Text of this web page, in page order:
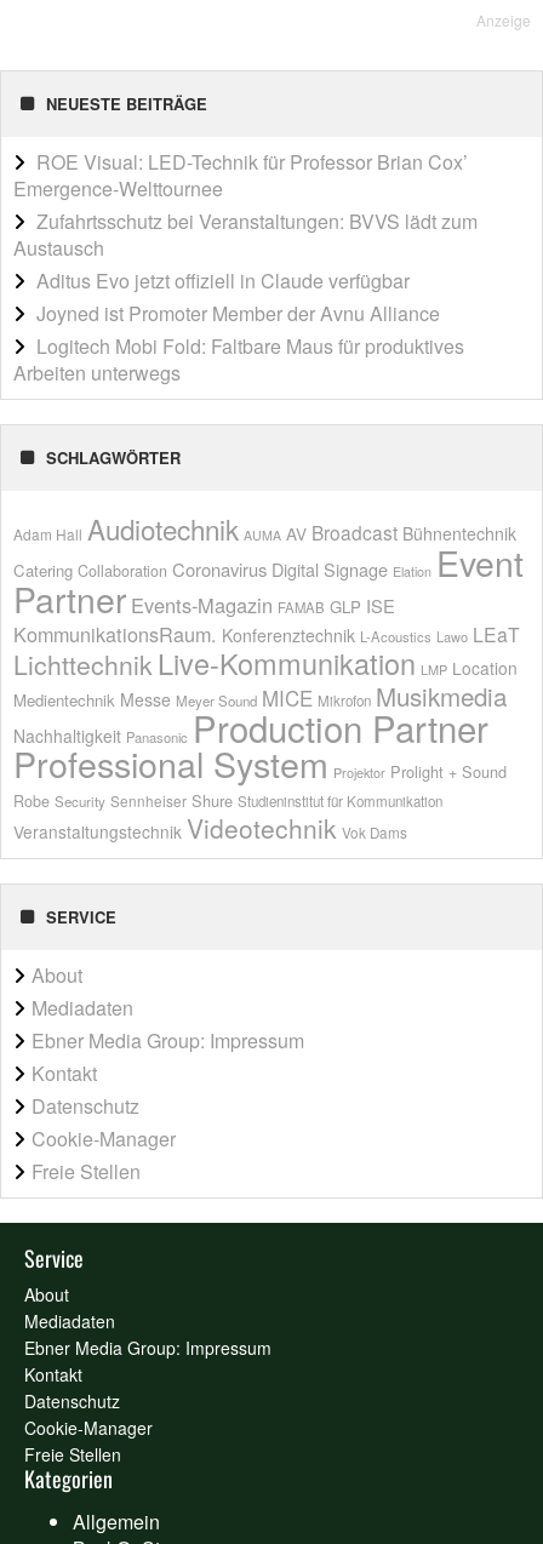
Anzeige
NEUESTE BEITRÄGE
ROE Visual: LED-Technik für Professor Brian Cox’
Emergence-Welttournee
Zufahrtsschutz bei Veranstaltungen: BVVS lädt zum
Austausch
Aditus Evo jetzt offiziell in Claude verfügbar
Joyned ist Promoter Member der Avnu Alliance
Logitech Mobi Fold: Faltbare Maus für produktives
Arbeiten unterwegs
SCHLAGWÖRTER
Adam Hall Audiotechnik AUMA AV Broadcast Bühnentechnik
Catering Collaboration Coronavirus Digital Signage Elation Event
Partner Events-Magazin FAMAB GLP ISE
KommunikationsRaum. Konferenztechnik L-Acoustics Lawo LEaT
Lichttechnik Live-Kommunikation LMP Location
Medientechnik Messe Meyer Sound MICE Mikrofon Musikmedia
Nachhaltigkeit Panasonic Production Partner
Professional System Projektor Prolight + Sound
Robe Security Sennheiser Shure Studieninstitut für Kommunikation
Veranstaltungstechnik Videotechnik Vok Dams
SERVICE
About
Mediadaten
Ebner Media Group: Impressum
Kontakt
Datenschutz
Cookie-Manager
Freie Stellen
Service
About
Mediadaten
Ebner Media Group: Impressum
Kontakt
Datenschutz
Cookie-Manager
Freie Stellen
Kategorien
Allgemein